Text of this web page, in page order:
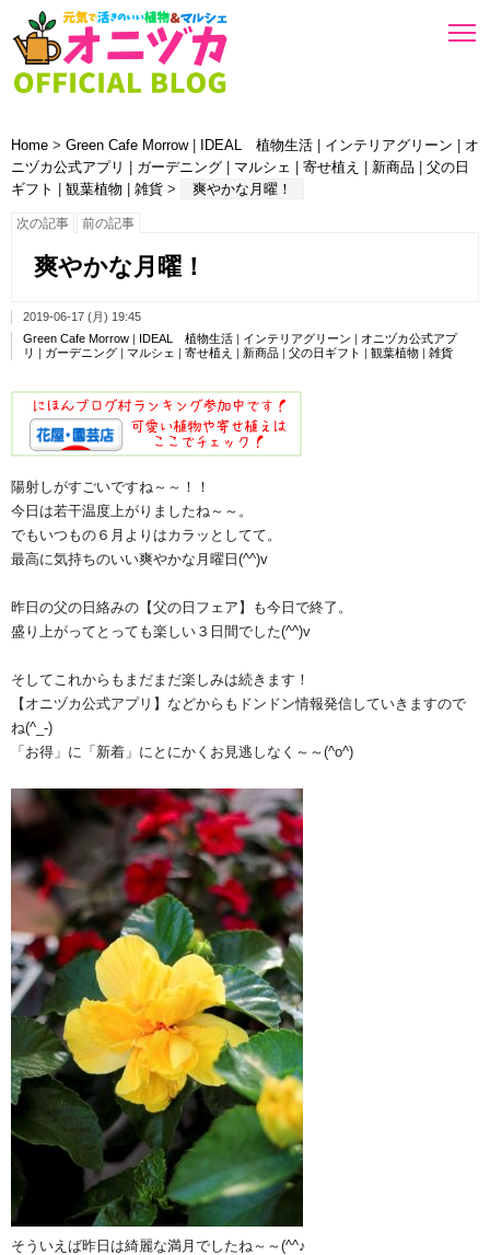
Home > Green Cafe Morrow| IDEAL 植物生活 インテリアグリーン
オ
ニヅカ公式アプリ
ガーデニング マルシェ 寄せ植え 新商品
父の日
ギフト
観葉植物 雑貨 > 爽やかな月曜！
次の記事 前の記事
爽やかな月曜！
2019-06-17 (月) 19:45
Green Cafe Morrow | IDEAL 植物生活 | インテリアグリーン | オニヅカ公式アプ
リ | ガーデニング | マルシェ | 寄せ植え | 新商品 | 父の日ギフト | 観葉植物 | 雑貨
陽射しがすごいですね～～！！
今日は若干温度上がりましたね～～。
でもいつもの６月よりはカラッとしてて。
最高に気持ちのいい爽やかな月曜日(^^)v
昨日の父の日絡みの【父の日フェア】も今日で終了。
盛り上がってとっても楽しい３日間でした(^^)v
そしてこれからもまだまだ楽しみは続きます！
【オニヅカ公式アプリ】などからもドンドン情報発信していきますので
ね(^_-)
「お得」に「新着」にとにかくお見逃しなく～～(^o^)
そういえば昨日は綺麗な満月でしたね～～(^^♪